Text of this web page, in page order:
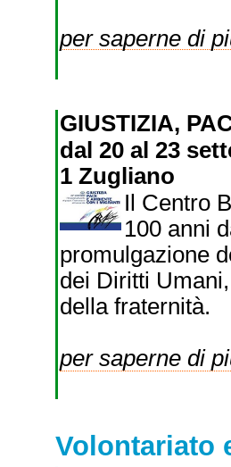
per saperne di
GIUSTIZIA,
dal 20 al 23
1 Zugliano
Il Centro
100 anni
promulgazione
dei Diritti
della fraternità.
per saperne di
Volontariato